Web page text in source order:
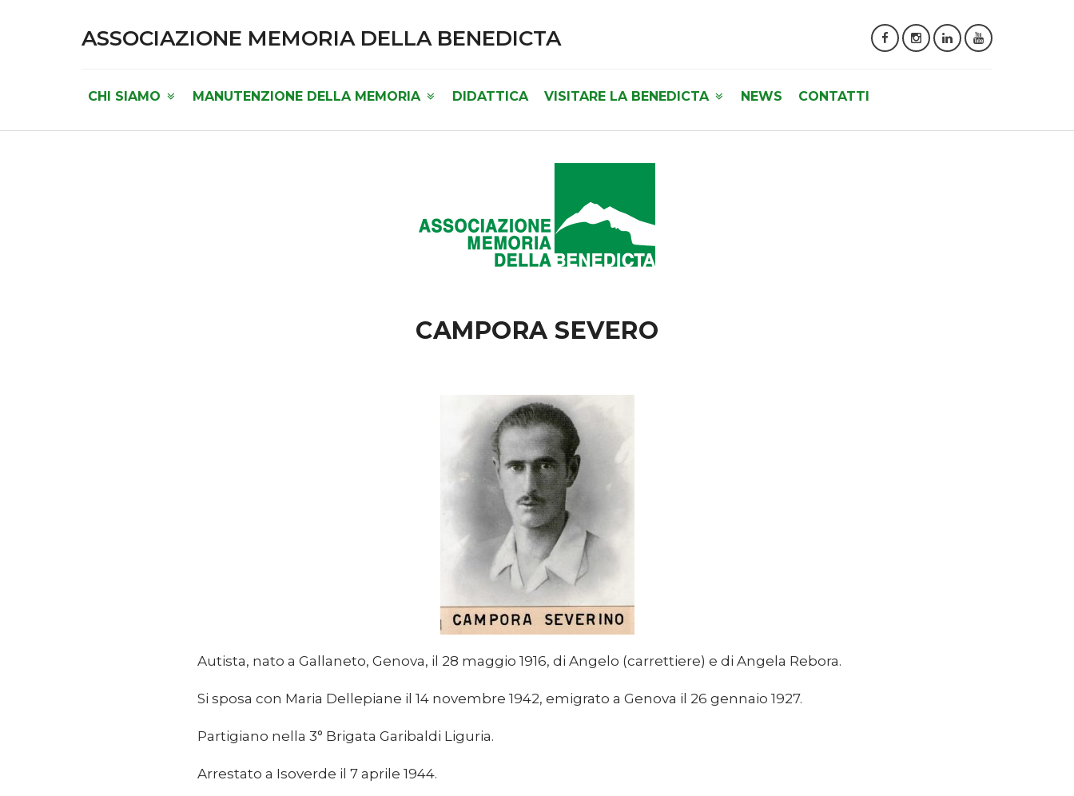
ASSOCIAZIONE MEMORIA DELLA BENEDICTA
CHI SIAMO MANUTENZIONE DELLA MEMORIA DIDATTICA VISITARE LA BENEDICTA NEWS CONTATTI
CAMPORA SEVERO
Autista, nato a Gallaneto, Genova, il 28 maggio 1916, di Angelo (carrettiere) e di Angela Rebora.
Si sposa con Maria Dellepiane il 14 novembre 1942, emigrato a Genova il 26 gennaio 1927.
Partigiano nella 3° Brigata Garibaldi Liguria.
Arrestato a Isoverde il 7 aprile 1944.